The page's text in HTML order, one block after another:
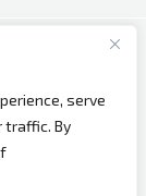
serve
traffic. By